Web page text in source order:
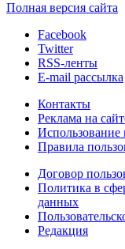
Полная версия сайта
Facebook
Twitter
RSS-ленты
E-mail рассылка
Контакты
Реклама на
Использование
Правила
Договор
Политика в
данных
Редакция